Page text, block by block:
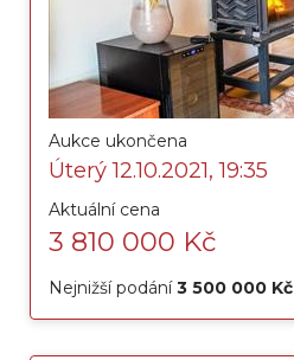
Aukce ukončena
Úterý 12.10.2021, 19:35
Aktuální cena
3 810 000 Kč
Nejnižší podání3 500 000 Kč